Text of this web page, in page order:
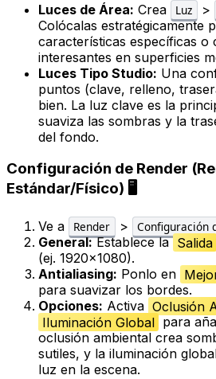
Luces de Área: Crea Luz >
Colócalas estratégicamente
características específicas o
interesantes en superficies
Luces Tipo Studio: Una
puntos (clave, relleno,
bien. La luz clave es la
suaviza las sombras y la
del fondo.
Configuración de Render
Estándar/Físico) 🖥️
Ve a Render > Configuración
General:Establece la Salida
(ej. 1920x1080).
Antialiasing: Ponlo en
para suavizar los bordes.
Opciones: Activa Oclusión
Iluminación Global para
oclusión ambiental crea
sutiles, y la iluminación
luz en la escena.